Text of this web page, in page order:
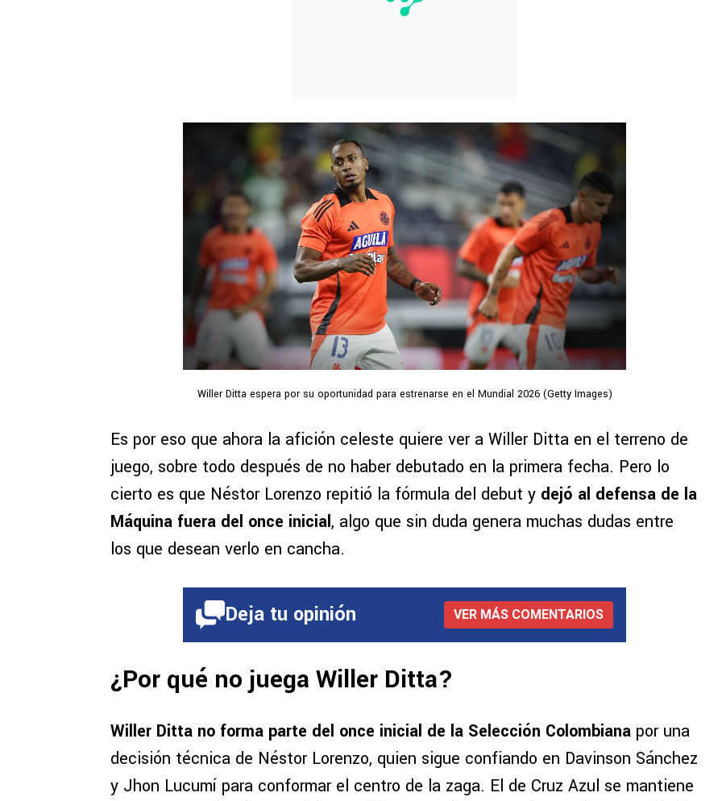
Willer Ditta espera por su oportunidad para estrenarse en el Mundial 2026 (Getty Images)
Es por eso que ahora la afición celeste quiere ver a Willer Ditta en el terreno de
juego, sobre todo después de no haber debutado en la primera fecha. Pero lo
cierto es que Néstor Lorenzo repitió la fórmula del debut y dejó al defensa de la
Máquina fuera del once inicial, algo que sin duda genera muchas dudas entre
los que desean verlo en cancha.
Deja tu opinión VER MÁS COMENTARIOS
¿Por qué no juega Willer Ditta?
Willer Ditta no forma parte del once inicial de la Selección Colombiana por una
decisión técnica de Néstor Lorenzo, quien sigue confiando en Davinson Sánchez
y Jhon Lucumí para conformar el centro de la zaga. El de Cruz Azul se mantiene